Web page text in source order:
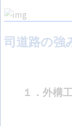
司道路の強
１．外構